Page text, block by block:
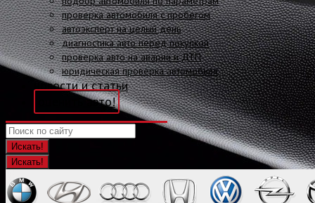
проверка автомобиля с пробегом
автоэксперт на целый день
диагностика авто перед покупкой
проверка авто на аварии и ДТП
юридическая проверка автомобиля
новости и статьи
оценить авто!
Искать!